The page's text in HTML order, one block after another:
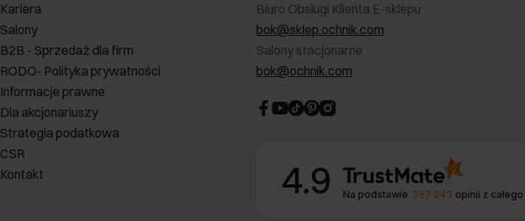
Kariera
Salony
B2B - Sprzedaż dla firm
RODO- Polityka prywatności
Informacje prawne
Dla akcjonariuszy
Strategia podatkowa
CSR
Kontakt
Biuro Obsługi Klienta E-sklepu
bok@sklep.ochnik.com
Salony stacjonarne
bok@ochnik.com
4.9 Na podstawie 357 243 opinii z